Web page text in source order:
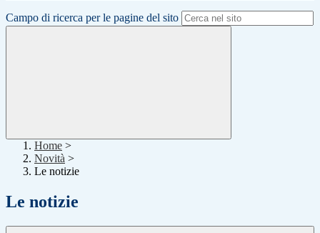
Campo di ricerca per le pagine del sito
Home >
Novità >
Le notizie
Le notizie